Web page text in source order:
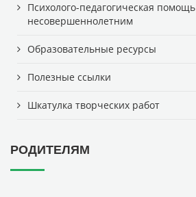
Психолого-педагогическая помощь
несовершеннолетним
Образовательные ресурсы
Полезные ссылки
Шкатулка творческих работ
РОДИТЕЛЯМ